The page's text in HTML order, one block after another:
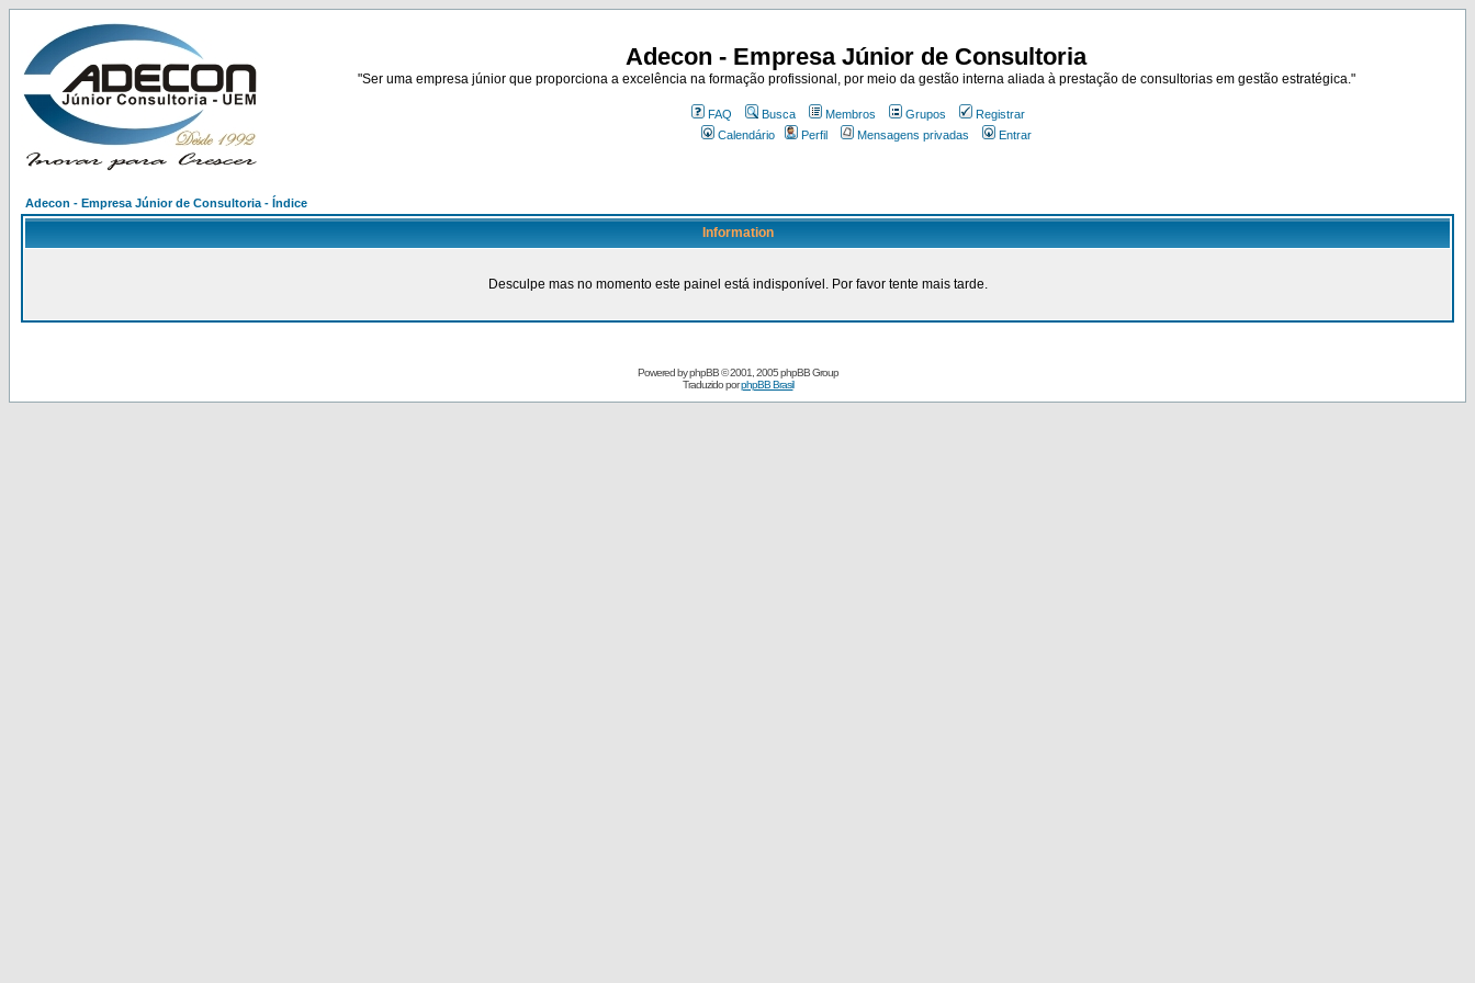
Adecon - Empresa Júnior de Consultoria
"Ser uma empresa júnior que proporciona a excelência na formação profissional, por meio da gestão interna aliada à prestação de consultorias em gestão estratégica."
FAQ Busca Membros Grupos
Registrar
Calendário
Perfil Mensagens privadas Entrar
Adecon - Empresa Júnior de Consultoria - Índice
Information
Desculpe mas no momento este painel está indisponível. Por favor tente mais tarde.
Powered byphpBB© 2001, 2005 phpBB Group
Traduzido porphpBB Brasil